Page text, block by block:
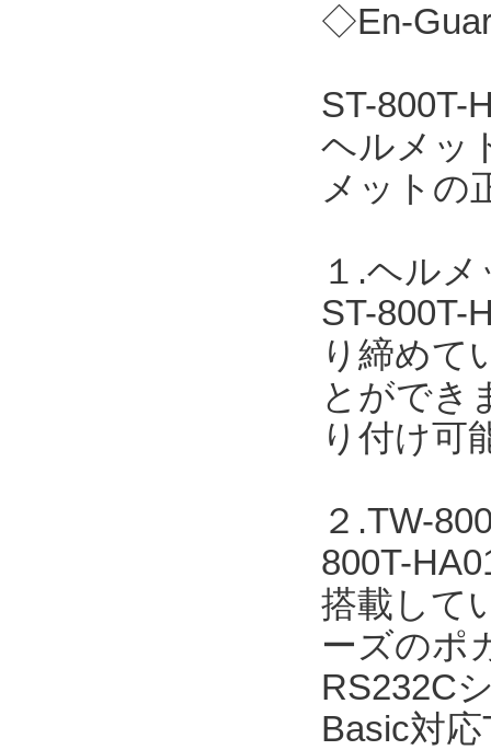
◇En-
ST-800T-
ヘルメッ
メットの
１.ヘル
ST-800T-
り締めて
とができ
り付け可
２.TW-
800T-
搭載して
ーズのポ
RS232C
Basic対